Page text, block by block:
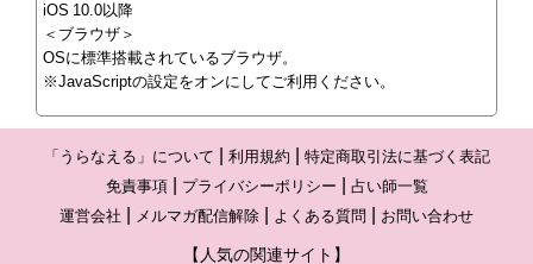
iOS 10.0以降
＜ブラウザ＞
OSに標準搭載されているブラウザ。
※JavaScriptの設定をオンにしてご利用ください。
「うらなえる」について 利用規約
特定商取引法に基づく表記
免責事項
プライバシーポリシー
占い師一覧
運営会社
メルマガ配信解除 よくある質問 お問い合わせ
【人気の関連サイト】